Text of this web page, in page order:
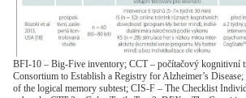
BFI-10 – Big-Five inventory; CCT – počítačový kognitivní
Consortium to Establish a Registry for Alzheimer’s
of the logical memory subtest; CIS-F – The Checklist